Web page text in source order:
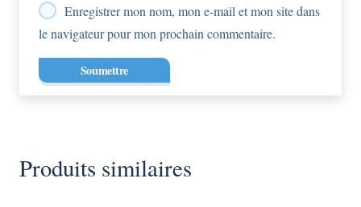
Enregistrer mon nom, mon e-mail et mon site dans
le navigateur pour mon prochain commentaire.
Produits similaires